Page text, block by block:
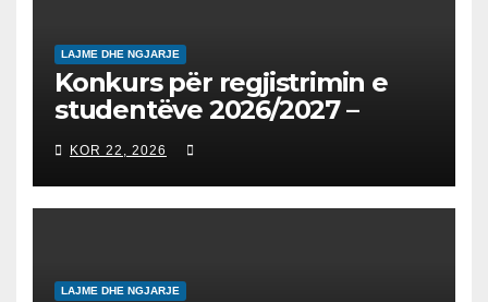
LAJME DHE NGJARJE
Konkurs për regjistrimin e
studentëve 2026/2027 –
Конкурс за запишување на
студенти за 2026/2027
KOR 22, 2026
LAJME DHE NGJARJE